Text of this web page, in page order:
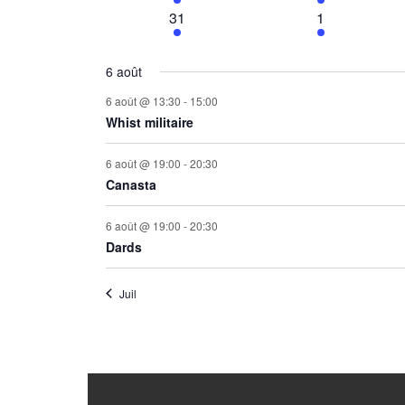
évènements
évènements
2
évènements
31
1
évènement
1
6 août
6 août @ 13:30 - 15:00
Whist militaire
6 août @ 19:00 -20:30
Canasta
6 août @ 19:00 -20:30
Dards
Juil